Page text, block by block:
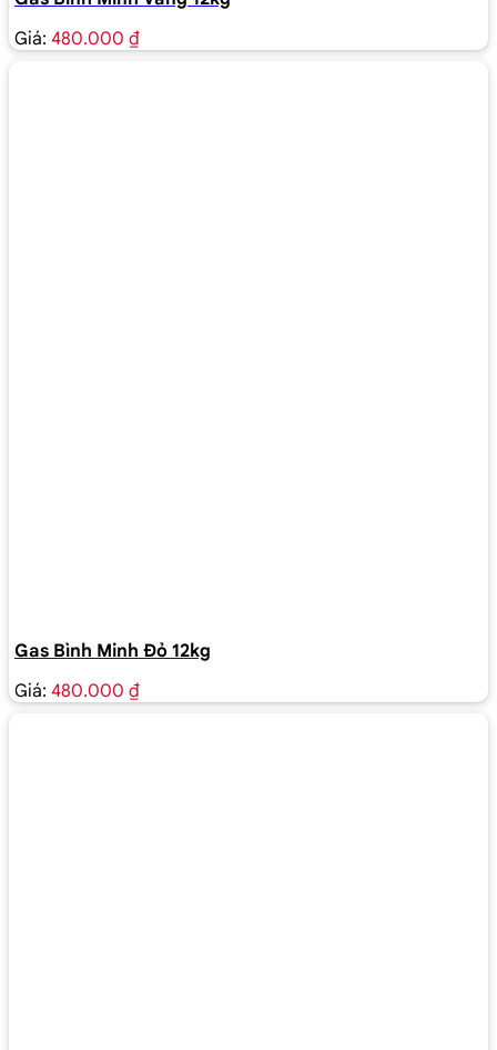
Giá: 480.000 ₫
Gas Bình Minh Đỏ 12kg
Giá: 480.000 ₫